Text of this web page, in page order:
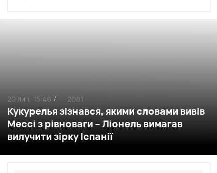
Кукурелья зізнався, якими словами вивів
Мессі з рівноваги – Ліонель вимагав
вилучити зірку Іспанії
20 лип, 15:46 / 2081